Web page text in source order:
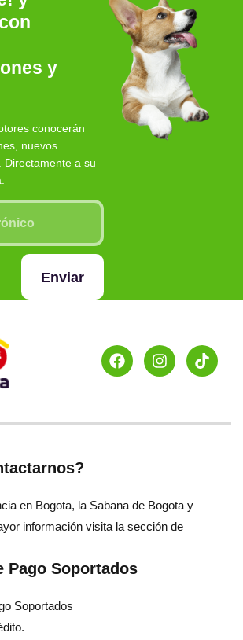
y
conocerán
nuevos
Directamente a su
Enviar
en Bogota, la Sabana de Bogota y
información visita la sección de
Pago Soportados
Soportados